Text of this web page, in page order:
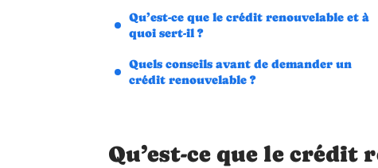
Qu’est-ce que le crédit renouvelable et à
quoi sert-il ?
Quels conseils avant de demander un
crédit renouvelable ?
Qu’est-ce que le crédit